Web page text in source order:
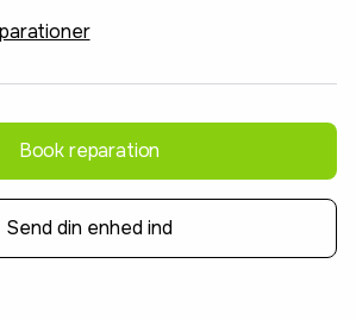
Book reparation
Send din enhed ind